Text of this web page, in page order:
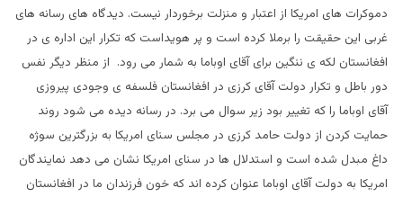
دموکرات های امریکا از اعتبار و منزلت برخوردار نیست. دیدگاه های رسانه های
غربی این حقیقت را برملا کرده است و پر هویداست که تکرار این اداره ی در
افغانستان لکه ی ننگین برای آقای اوباما به شمار می رود. از منظر دیگر نفس
دور باطل و تکرار دولت آقای کرزی در افغانستان فلسفه ی وجودی پیروزی
آقای اوباما را که تغییر بود زیر سوال می برد. در رسانه دیده می شود روند
حمایت کردن از دولت حامد کرزی در مجلس سنای امریکا به بزرگترین سوژه
داغ مبدل شده است و استدلال ها در سنای امریکا نشان می دهد نمایندگان
امریکا به دولت آقای اوباما عنوان کرده اند که خون فرزندان ما در افغانستان